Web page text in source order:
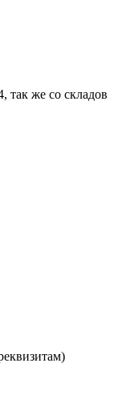
так же со складов